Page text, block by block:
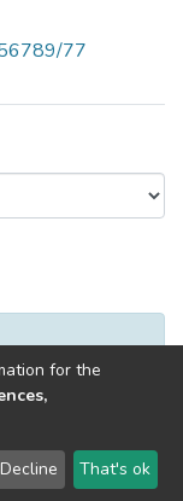
77
University
Send Feedback
for the
Decline That's ok